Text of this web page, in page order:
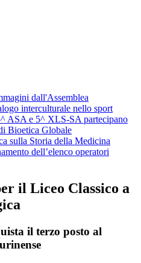
dall'Assemblea
interculturale nello sport
ASA e 5^ XLS-SA partecipano
Bioetica Globale
sulla Storia della Medicina
dell’elenco operatori
il Liceo Classico a
il terzo posto al